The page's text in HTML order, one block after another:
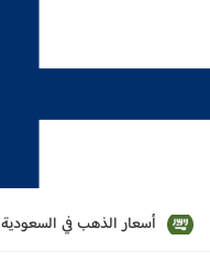
أسعار الذهب في السعودية